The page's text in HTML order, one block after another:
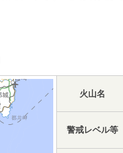
火山名
警戒レベル等